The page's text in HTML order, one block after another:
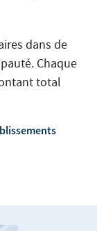
dans de
Chaque
total